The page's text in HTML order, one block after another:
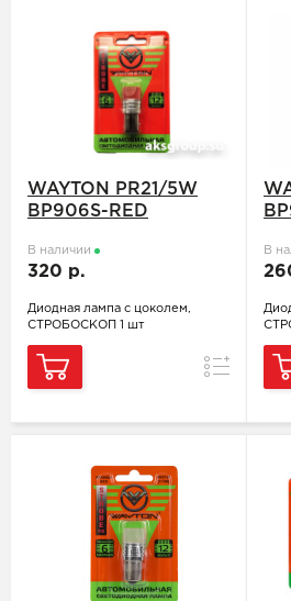
WAYTON PR21/5W
BP906S-RED
В наличии
320 р.
Диодная лампа с цоколем,
СТРОБОСКОП 1 шт
Сравнение
В